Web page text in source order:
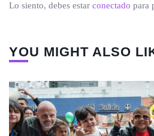
Lo siento, debes estar conectado para
YOU MIGHT ALSO